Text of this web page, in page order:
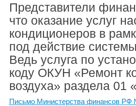
Представители
что оказание услуг
кондиционеров в
под действие
Ведь услуга по
коду ОКУН «Ремонт
воздуха» раздела 01
Письмо Министерства финансов РФ